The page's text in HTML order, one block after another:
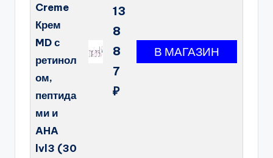
Creme
Крем
MD с
ретинол
ом,
пептида
ми и
AHA
lvl3 (30
13
8
8
7
₽